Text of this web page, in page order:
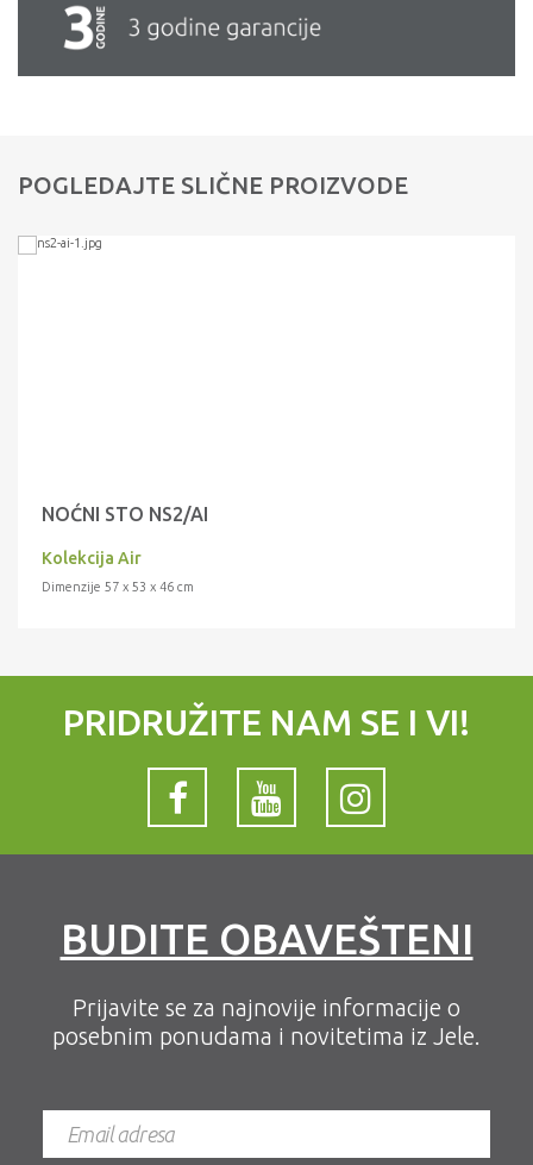
POGLEDAJTE SLIČNE PROIZVODE
NOĆNI STO NS2/AI
Kolekcija Air
Dimenzije 57 x 53 x 46 cm
PRIDRUŽITE NAM SE I VI!
BUDITE OBAVEŠTENI
Prijavite se za najnovije informacije o
posebnim ponudama i novitetima iz Jele.